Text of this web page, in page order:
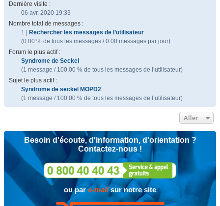
Dernière visite :
06 avr. 2020 19:33
Nombre total de messages :
1 |
Rechercher les messages de l’utilisateur
(0.00 % de tous les messages / 0.00 messages par jour)
Forum le plus actif :
Syndrome de Seckel
(1 message / 100.00 % de tous les messages de l’utilisateur)
Sujet le plus actif :
Syndrome de seckel MOPD2
(1 message / 100.00 % de tous les messages de l’utilisateur)
Aller
Besoin d'écoute, d'information, d'orientation ?
Contactez-nous !
ou pare-mailsur notre site